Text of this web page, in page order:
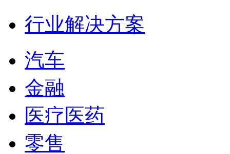
行业解决方案
汽车
金融
医疗医药
零售